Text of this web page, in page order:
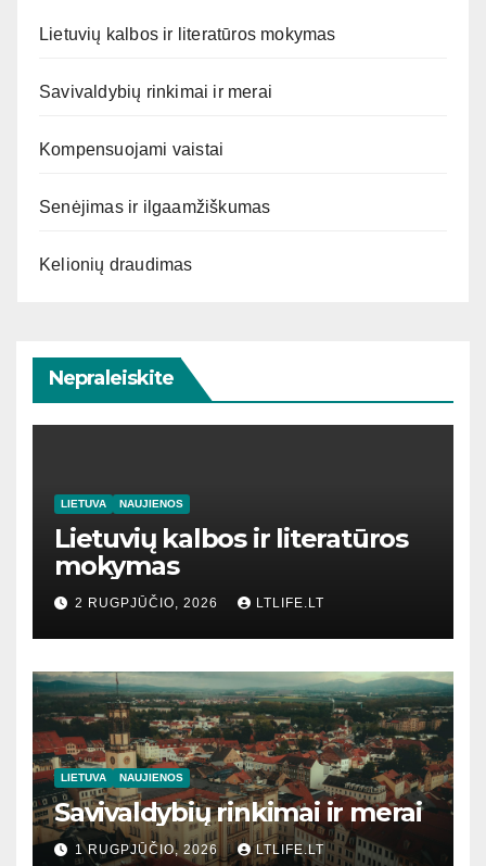
Lietuvių kalbos ir literatūros mokymas
Savivaldybių rinkimai ir merai
Kompensuojami vaistai
Senėjimas ir ilgaamžiškumas
Kelionių draudimas
Nepraleiskite
LIETUVA NAUJIENOS
Lietuvių kalbos ir literatūros
mokymas
2 RUGPJŪČIO, 2026 LTLIFE.LT
LIETUVA NAUJIENOS
Savivaldybių rinkimai ir merai
1 RUGPJŪČIO, 2026 LTLIFE.LT